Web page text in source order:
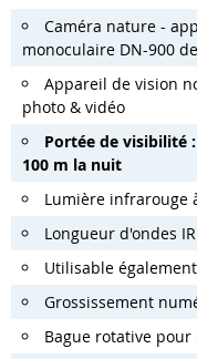
Caméra nature -
monoculaire DN-900
Appareil de vision
photo & vidéo
Portée de visibilité
100 m la nuit
Lumière infrarouge
Longueur d'ondes
Utilisable
Grossissement
Bague rotative